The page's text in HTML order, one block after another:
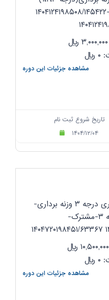
وزنه برداری-مشترک-تهران-۱۴۰۴۱۲۴۱۹۸۵۰۸/۱۴۵۴۲۲
۱۴۵۴۲۲
ریال
ریال
مشاهده جزئیات این دوره
تاریخ شروع ثبت نام
۱۴۰۴/۱۲/۰۴
دوره تخصصی تئوری مربیگری درجه ۳ وزنه برداری-
وزنه برداری-درجه ۳-مشترک-
ریال
ریال
مشاهده جزئیات این دوره